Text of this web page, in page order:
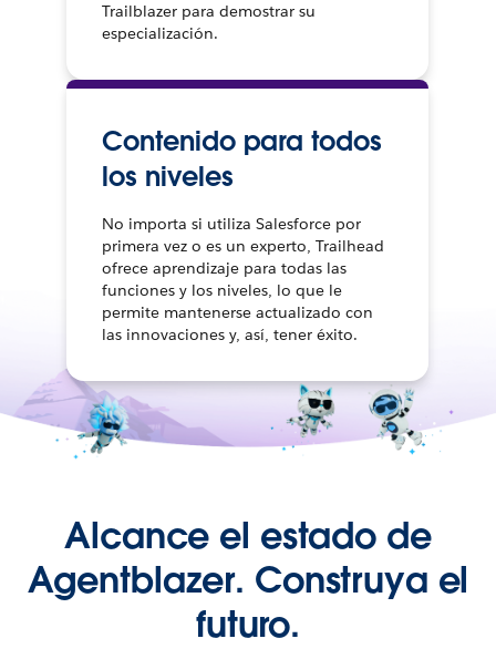
Trailblazer para demostrar su
especialización.
Contenido para todos
los niveles
No importa si utiliza Salesforce por
primera vez o es un experto, Trailhead
ofrece aprendizaje para todas las
funciones y los niveles, lo que le
permite mantenerse actualizado con
las innovaciones y, así, tener éxito.
Alcance el estado de
Agentblazer. Construya el
futuro.